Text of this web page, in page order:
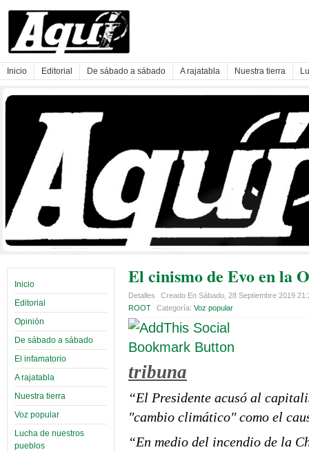
Inicio Editorial De sábado a sábado A rajatabla Nuestra tierra
Inicio
Editorial
Opinión
De sábado a sábado
El infamatorio
A rajatabla
Nuestra tierra
Voz popular
Lucha de nuestros
pueblos
El cinismo de Evo en la
Detalles
Creado En Sábado, 28 Septiembre 2019
ROOT
Categoría: Voz popular
tribuna
“El Presidente acusó al
"cambio climático" como el
“En medio del incendio de la